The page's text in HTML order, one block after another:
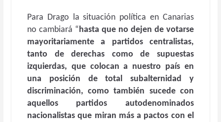
Para Drago la situación política en Canarias
no cambiará “hasta que no dejen de votarse
mayoritariamente a partidos centralistas,
tanto de derechas como de supuestas
izquierdas, que colocan a nuestro país en
una posición de total subalternidad y
discriminación, como también sucede con
aquellos partidos autodenominados
nacionalistas que miran más a pactos con el